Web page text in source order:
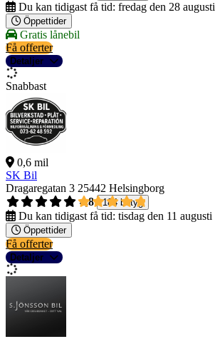
Du kan tidigast få tid: fredag den 28 augusti
Öppettider
Gratis lånebil
Få offerter
Detaljer
Snabbast
0,6 mil
SK Bil
Dragaregatan 3 25442 Helsingborg
4,8
184 betyg
Du kan tidigast få tid: tisdag den 11 augusti
Öppettider
Få offerter
Detaljer